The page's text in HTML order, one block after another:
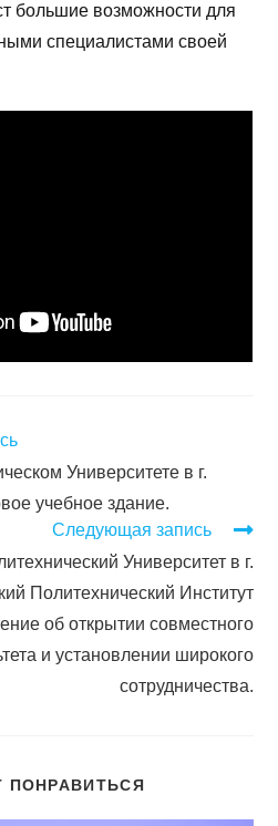
большие возможности для
специалистами своей
Университете в г.
учебное здание.
Следующая запись
Университет в г.
Политехнический Институт
об открытии совместного
и установлении широкого
сотрудничества.
ПОНРАВИТЬСЯ